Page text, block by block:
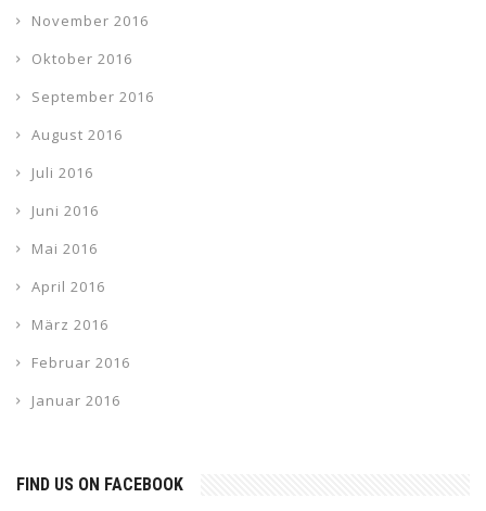
November 2016
Oktober 2016
September 2016
August 2016
Juli 2016
Juni 2016
Mai 2016
April 2016
März 2016
Februar 2016
Januar 2016
FIND US ON FACEBOOK